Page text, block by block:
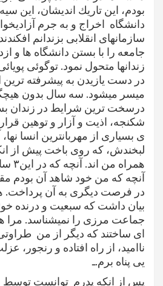
بودم، این تاریك اندیشان، این سیه
دانشگاه اخراج و به جرم
سازمانهای انقلابی بزندانم
جامعه را با بستن دانشگاه ها و
زندانها متحول نمود. توگوئی
در دست یازیدن به پیشرفته ترین
میسر میشود. سه سال بدون
درسخت ترین شرایط در زندان
شکنجه، اذیت و آزار و توهین
ی بسیاری از مهربانترین انسا نها،
لبخندش، که روی باخت پیش از
آنچه که من خود شاهد آن بودم
در فرصت دیگری به آن پرداخت.
بیان داشت که سبعیت و درنده
جماعت مرزی را نمیشناسد.
ای ساختند که دیگر از من
ناامید، از راه افتاده و رنجور،
یی پناه برم.ـ
پس از انکه پدرم توانست توسط